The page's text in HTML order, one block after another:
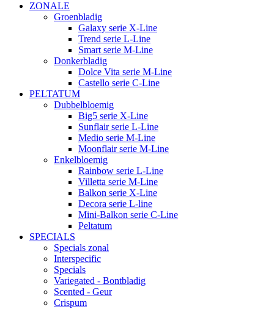
ZONALE
Groenbladig
Galaxy serie X-Line
Trend serie L-Line
Smart serie M-Line
Donkerbladig
Dolce Vita serie M-Line
Castello serie C-Line
PELTATUM
Dubbelbloemig
Big5 serie X-Line
Sunflair serie L-Line
Medio serie M-Line
Moonflair serie M-Line
Enkelbloemig
Rainbow serie L-Line
Villetta serie M-Line
Balkon serie X-Line
Decora serie L-line
Mini-Balkon serie C-Line
Peltatum
SPECIALS
Specials zonal
Interspecific
Specials
Variegated - Bontbladig
Scented - Geur
Crispum